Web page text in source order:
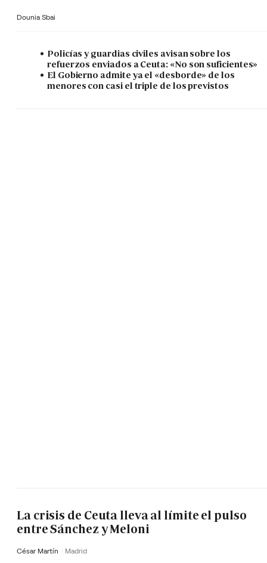
Dounia Sbai
Policías y guardias civiles avisan sobre los
refuerzos enviados a Ceuta: «No son suficientes»
El Gobierno admite ya el «desborde» de los
menores con casi el triple de los previstos
La crisis de Ceuta lleva al límite el pulso
entre Sánchez y Meloni
César Martín Madrid